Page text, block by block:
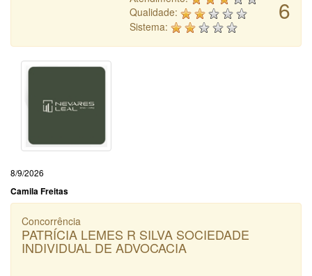
6
Qualidade:
Sistema:
8/9/2026
Camila Freitas
Concorrência
PATRÍCIA LEMES R SILVA SOCIEDADE
INDIVIDUAL DE ADVOCACIA